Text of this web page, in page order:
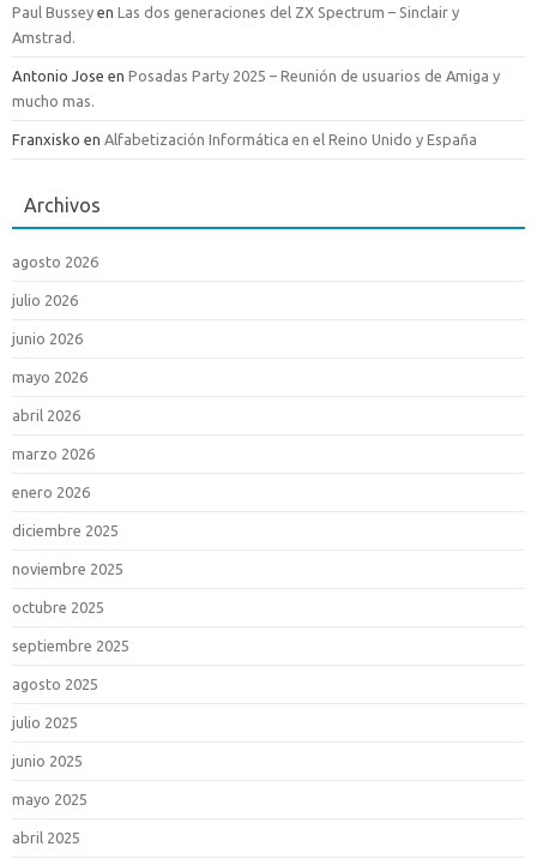
Paul Bussey en Las dos generaciones del ZX Spectrum – Sinclair y
Amstrad.
Antonio Jose en Posadas Party 2025 – Reunión de usuarios de Amiga y
mucho mas.
Franxisko en Alfabetización Informática en el Reino Unido y España
Archivos
agosto 2026
julio 2026
junio 2026
mayo 2026
abril 2026
marzo 2026
enero 2026
diciembre 2025
noviembre 2025
octubre 2025
septiembre 2025
agosto 2025
julio 2025
junio 2025
mayo 2025
abril 2025